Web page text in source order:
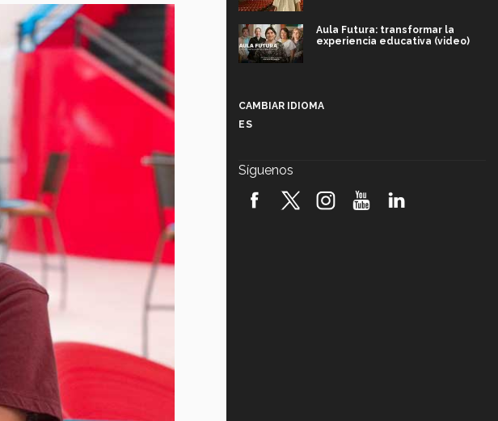
Aula Futura: transformar la
experiencia educativa (video)
robótica FIRST 2026! (video)
CAMBIAR IDIOMA
ES
Síguenos